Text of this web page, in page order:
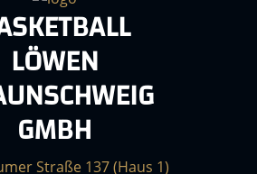
LÖWEN
GMBH
Straße 137 (Haus 1)